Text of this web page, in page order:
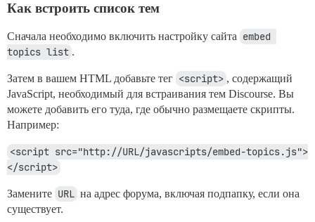
Как встроить список тем
Сначала необходимо включить настройку сайта embed
topics list .
Затем в вашем HTML добавьте тег <script> , содержащий
JavaScript, необходимый для встраивания тем Discourse. Вы
можете добавить его туда, где обычно размещаете скрипты.
Например:
<script src="http://URL/javascripts/embed-topics.js">
</script>
Замените URL на адрес форума, включая подпапку, если она
существует.